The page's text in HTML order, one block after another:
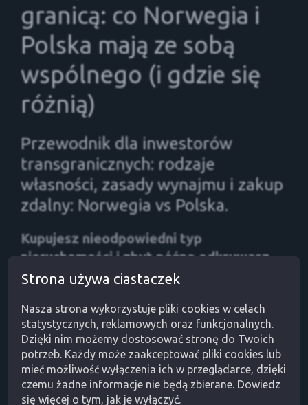
granicą: co Norwegia i
Polska mają ze sobą
wspólnego (i gdzie się
różnią)
Przewodnik dla inwestorów
transgranicznych: rodzaje
własności, zasady wynajmu i zakup
zdalny: Norwegia vs Polska.
Kupujesz nieodpowiedni typ
nieruchomości i zbyt późno odkrywasz,
że twoje plany wynajmu są po prostu
zdalny z błędną dokumentacją i
transakcja się sypie. To są błędy, których
można uniknąć. Zdarzają się jednak
wtedy, gdy nie wiesz, jak dany rynek
naprawdę działa. Ten przewodnik
Strona używa ciastaczek
Nasza strona wykorzystuje pliki cookies w celach
statystycznych, reklamowych oraz funkcjonalnych.
Dzięki nim możemy dostosować stronę do Twoich
potrzeb. Każdy może zaakceptować pliki cookies lub
mieć możliwość wyłączenia ich w przeglądarce, dzięki
czemu żadne informacje nie będą zbierane. Dowiedz
się więcej o tym, jak je wyłączyć.